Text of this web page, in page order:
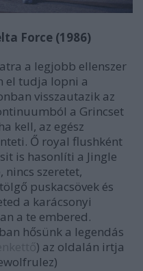
Force (1986)
a legjobb ellenszer
el tudja lopni a
visszautazik az
a Grincset
kell, az egész
Ő royal flushként
is hasonlíti a Jingle
nincs szeretet,
puskacsövek és
a karácsonyi
a te embered.
hősünk a legendás
) az oldalán irtja